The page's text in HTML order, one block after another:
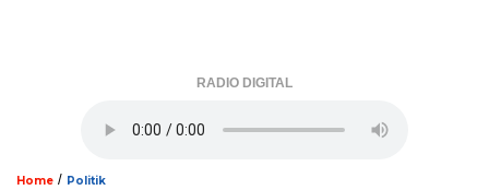
RADIO DIGITAL
Home / Politik